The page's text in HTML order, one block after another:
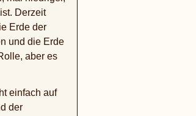
Derzeit
Erde der
und die Erde
aber es
einfach auf
der